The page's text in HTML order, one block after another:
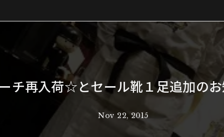
チ再入荷☆とセール靴１足追加の
Nov 22, 2015